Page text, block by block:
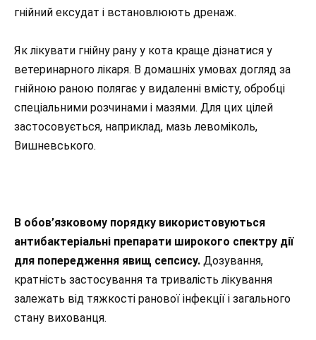
гнійний ексудат і встановлюють дренаж.
Як лікувати гнійну рану у кота краще дізнатися у
ветеринарного лікаря. В домашніх умовах догляд за
гнійною раною полягає у видаленні вмісту, обробці
спеціальними розчинами і мазями. Для цих цілей
застосовується, наприклад, мазь левоміколь,
Вишневського.
В обов’язковому порядку використовуються
антибактеріальні препарати широкого спектру дії
для попередження явищ сепсису. Дозування,
кратність застосування та тривалість лікування
залежать від тяжкості ранової інфекції і загального
стану вихованця.